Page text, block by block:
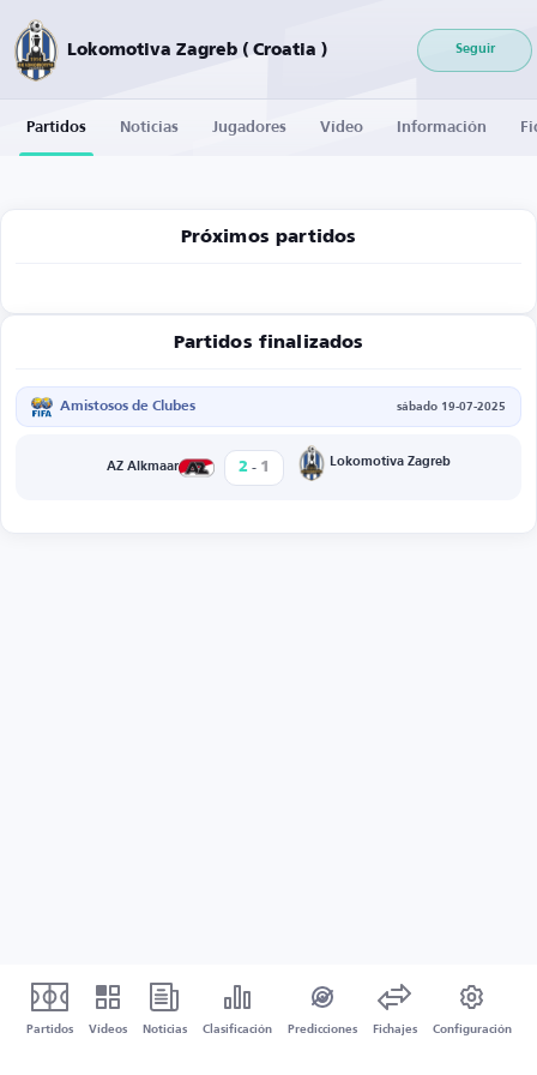
Lokomotiva Zagreb ( Croatia ) Seguir
Partidos Noticias Jugadores Vídeo Información
Próximos partidos
Partidos finalizados
Amistosos de Clubes sábado 19-07-2025
AZ Alkmaar 2 - 1 Lokomotiva Zagreb
Partidos Vídeos Noticias Clasificación Predicciones Fichajes Configuración